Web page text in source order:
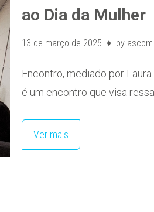
ao Dia da Mulher
13 de março de 2025 by ascom
Encontro, mediado por
é um encontro que visa
Ver mais